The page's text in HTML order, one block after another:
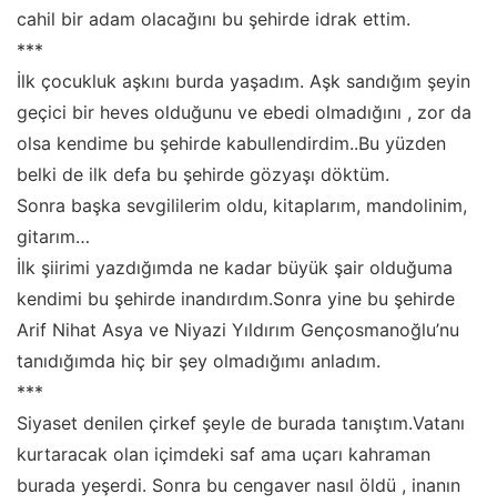
cahil bir adam olacağını bu şehirde idrak ettim.
***
İlk çocukluk aşkını burda yaşadım. Aşk sandığım şeyin
geçici bir heves olduğunu ve ebedi olmadığını , zor da
olsa kendime bu şehirde kabullendirdim..Bu yüzden
belki de ilk defa bu şehirde gözyaşı döktüm.
Sonra başka sevgililerim oldu, kitaplarım, mandolinim,
gitarım…
İlk şiirimi yazdığımda ne kadar büyük şair olduğuma
kendimi bu şehirde inandırdım.Sonra yine bu şehirde
Arif Nihat Asya ve Niyazi Yıldırım Gençosmanoğlu’nu
tanıdığımda hiç bir şey olmadığımı anladım.
***
Siyaset denilen çirkef şeyle de burada tanıştım.Vatanı
kurtaracak olan içimdeki saf ama uçarı kahraman
burada yeşerdi. Sonra bu cengaver nasıl öldü , inanın